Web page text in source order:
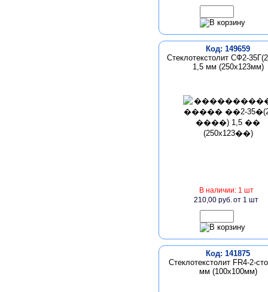
Код: 149659
Стеклотекстолит СФ2-
1,5 мм (250x123мм)
В наличии: 1 шт
210,00 руб.от 1 шт
Код: 141875
Стеклотекстолит FR4-2-
мм (100х100мм)